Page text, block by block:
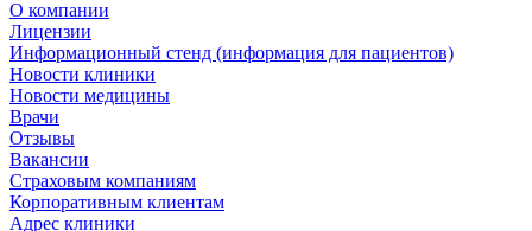
О компании
Лицензии
Информационный стенд (информация для пациентов)
Новости клиники
Новости медицины
Врачи
Отзывы
Вакансии
Страховым компаниям
Корпоративным клиентам
Адрес клиники